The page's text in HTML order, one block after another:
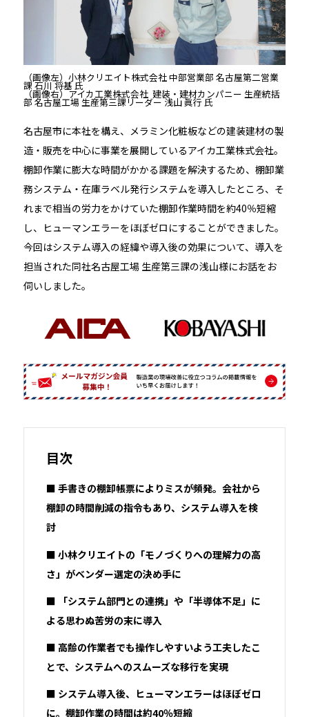
（画像左）小林クリエイト株式会社 中部営業部 名古屋第二営業
課 石川 将基 氏
（画像右）アイカ工業株式会社 建装・建材カンパニー 生産統括
部 名古屋工場 生産第三課リーダー 浅山 眞行 氏
名古屋市に本社を構え、メラミン化粧板などの建装建材の製
造・販売を中心に事業を展開しているアイカ工業株式会社。
棚卸作業に膨大な時間がかかる課題を解決するため、棚卸業
務システム・在庫ラベル発行システムを導入したところ、そ
れまで相当の労力をかけていた棚卸作業時間を約40％短縮
し、ヒューマンエラーをほぼゼロにすることができました。
今回はシステム導入の経緯や導入後の効果について、導入を
担当された同社名古屋工場 生産第三課の浅山様にお話をお
伺いしました。
目次
■ 手書きの棚卸帳票によりミスが頻発。会社から
棚卸の時間削減の指令もあり、システム導入を検
討
■ 小林クリエイトの「モノづくりへの理解力の高
さ」がベンダー選定の決め手に
■ 「システム部門との連携」や「半導体不足」に
よる思わぬ苦労の末に導入
■ 高齢の作業者でも操作しやすいよう工夫したこ
とで、システムへのスムーズな移行を実現
■ システム導入後、ヒューマンエラーはほぼゼロ
に。棚卸作業の時間は約40％短縮